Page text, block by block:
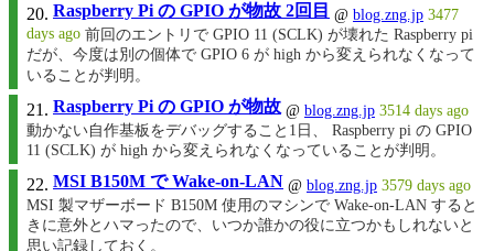
Raspberry Pi の GPIO が物故 2回目 @ blog.zng.jp 3477
days ago 前回のエントリで GPIO 11 (SCLK) が壊れた Raspberry pi
だが、今度は別の個体で GPIO 6 が high から変えられなくなって
いることが判明。
Raspberry Pi の GPIO が物故 @ blog.zng.jp 3514 days ago
動かない自作基板をデバッグすること1日、 Raspberry pi の GPIO
11 (SCLK) が high から変えられなくなっていることが判明。
MSI B150M で Wake-on-LAN @ blog.zng.jp 3579 days ago
MSI 製マザーボード B150M 使用のマシンで Wake-on-LAN すると
きに意外とハマったので、いつか誰かの役に立つかもしれないと
思い記録しておく。